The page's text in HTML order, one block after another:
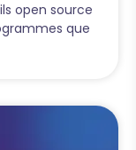
open source
que